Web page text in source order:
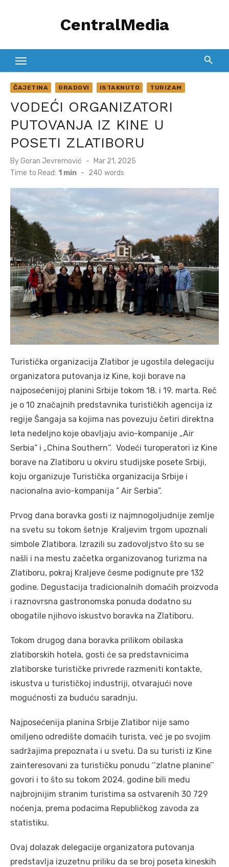
CentralMedia
ČAJETINA GRADOVI ISTAKNUTO TURIZAM
VODEĆI ORGANIZATORI
PUTOVANJA IZ KINE U
POSETI ZLATIBORU
ByGoran Jevremović
Posted
on
Mar 21, 2025
Time to Read: 1 min - 240 words
Turistička organizacija Zlatibor je ugostila delegaciju
organizatora putovanja iz Kine, koji borave na
najposećenijoj planini Srbije tokom 18. i 19. marta. Reč
je o 10 značajnih predstavnika turističkih agencija iz
regije Šangaja sa kojima nas povezuju četiri direktna
leta nedeljno koje obavljaju avio-kompanije „Air
Serbia“ i „China Southern“. Vodeći turoperatori iz Kine
borave na Zlatiboru u okviru studijske posete Srbiji,
koju organizuje Turistička organizacija Srbije i
nacionalna avio-kompanija ” Air Serbia”.
Prvog dana boravka gosti iz najmnogoljudnije zemlje
na svetu su tokom šetnje Kraljevim trgom upoznali
simbole Zlatibora. Izrazili su zadovoljstvo što su se
našli i na mestu začetka organizovanog turizma na
Zlatiboru, pokraj Kraljeve česme podignute pre 132
godine. Degustacija tradicionalnih domaćih proizvoda
i raznovrsna gastronomska ponuda dodatno su
obogatile njihovo iskustvo boravka na Zlatiboru.
Tokom drugog dana boravka prilikom obilaska
zlatiborskih hotela, gosti će sa predstavnicima
zlatiborske turističke privrede razmeniti kontakte,
iskustva u turističkoj industriji, otvarajući nove
mogućnosti za buduću saradnju.
Najposećenija planina Srbije Zlatibor nije samo
omiljeno odredište domaćih turista, već je po svojim
sadržajima prepoznata i u svetu. Da su turisti iz Kine
zainteresovani za turističku ponudu ‘’zlatne planine’’
govori i to što su tokom 2024. godine bili među
najbrojnijim stranim turistima sa ostvarenih 30 729
noćenja, prema podacima Republičkog zavoda za
statistiku.
Ovaj dolazak delegacije organizatora putovanja
predstavlja izuzetnu priliku da se broj poseta kineskih